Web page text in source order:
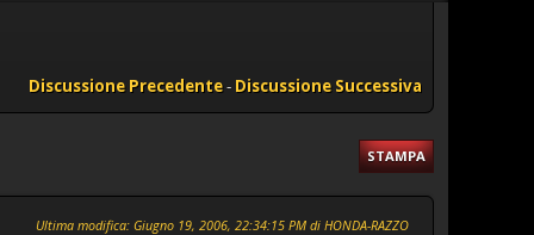
Discussione Precedente- Discussione Successiva
STAMPA
Ultima modifica: Giugno 19, 2006, 22:34:15 PM di HONDA-RAZZO